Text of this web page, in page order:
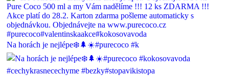
Na horách je nejlépe❄️🌲☀️#purecoco #k